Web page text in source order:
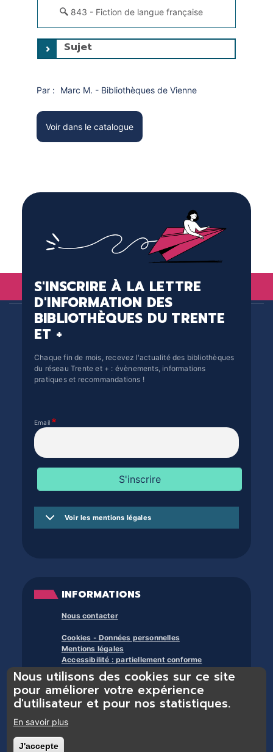
843 - Fiction de langue française
Sujet
Par : Marc M. - Bibliothèques de Vienne
Voir dans le catalogue
S'INSCRIRE À LA LETTRE
D'INFORMATION DES
BIBLIOTHÈQUES DU TRENTE
ET +
Chaque fin de mois, recevez l'actualité des bibliothèques
du réseau Trente et + : évènements, informations
pratiques et recommandations !
Email
Voir les mentions légales
INFORMATIONS
Nous contacter
Cookies - Données personnelles
Mentions légales
Accessibilité : partiellement conforme
À propos des bibliothèques du trente et +
Nous utilisons des cookies sur ce site
pour améliorer votre expérience
d'utilisateur et pour nos statistiques.
En savoir plus
J'accepte